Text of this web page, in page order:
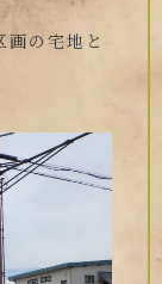
の宅地と